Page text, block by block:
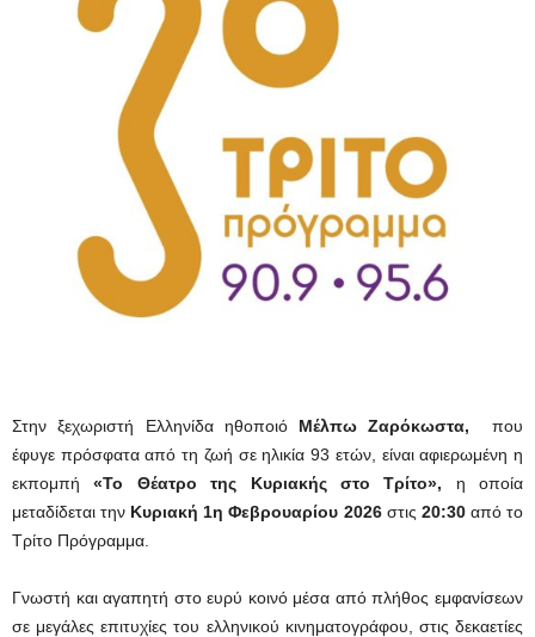
Στην ξεχωριστή Ελληνίδα ηθοποιό Μέλπω Ζαρόκωστα, που
έφυγε πρόσφατα από τη ζωή σε ηλικία 93 ετών, είναι αφιερωμένη η
εκπομπή«Το Θέατρο της Κυριακής στο Τρίτο», η οποία
μεταδίδεται την Κυριακή 1η Φεβρουαρίου 2026στις 20:30 από το
Τρίτο Πρόγραμμα.
Γνωστή και αγαπητή στο ευρύ κοινό μέσα από πλήθος εμφανίσεων
σε μεγάλες επιτυχίες του ελληνικού κινηματογράφου, στις δεκαετίες